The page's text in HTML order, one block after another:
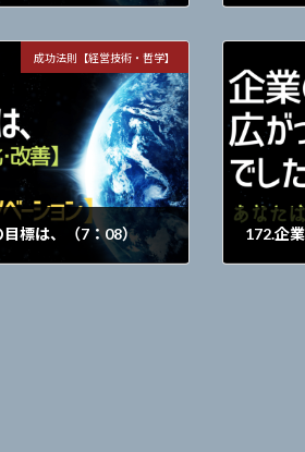
2022年2月
・無人店
る・販売
成功法則【経営技術・哲学】
標は、（7：08）
2021年12